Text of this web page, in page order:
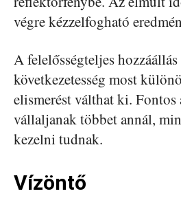
végre kézzelfogható
A felelősségteljes hozzáállás
következetesség most
elismerést válthat ki.
vállaljanak többet annál,
kezelni tudnak.
Vízöntő